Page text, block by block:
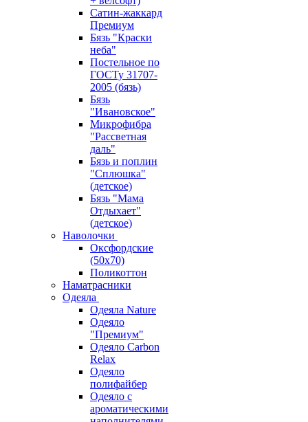
Сатин-жаккард
Премиум
Бязь "Краски
неба"
Постельное по
ГОСТу 31707-
2005 (бязь)
Бязь
"Ивановское"
Микрофибра
"Рассветная
даль"
Бязь и поплин
"Сплюшка"
(детское)
Бязь "Мама
Отдыхает"
(детское)
Наволочки
Оксфордские
(50х70)
Поликоттон
Наматрасники
Одеяла
Одеяла Nature
Одеяло
"Премиум"
Одеяло Carbon
Relax
Одеяло
полифайбер
Одеяло с
ароматическими